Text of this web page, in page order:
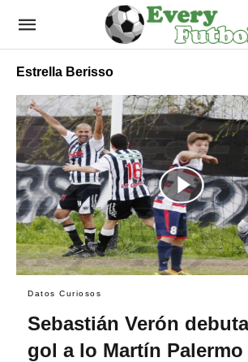
Estrella Berisso
Datos Curiosos
Sebastián Verón
gol a lo Martín Palermo